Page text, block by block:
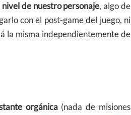
de nuestro personaje, algo de
con el post-game del juego, ni
la misma independientemente de
orgánica(nada de misiones